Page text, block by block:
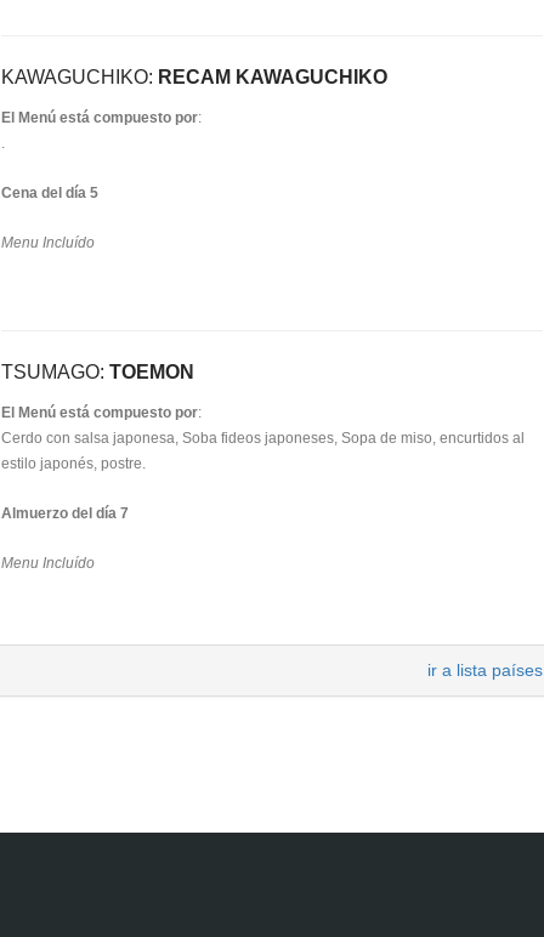
KAWAGUCHIKO: RECAM KAWAGUCHIKO
El Menú está compuesto por:
.
Cena del día 5
Menu Incluído
TSUMAGO: TOEMON
El Menú está compuesto por:
Cerdo con salsa japonesa, Soba fideos japoneses, Sopa de miso, encurtidos al
estilo japonés, postre.
Almuerzo del día 7
Menu Incluído
ir a lista países